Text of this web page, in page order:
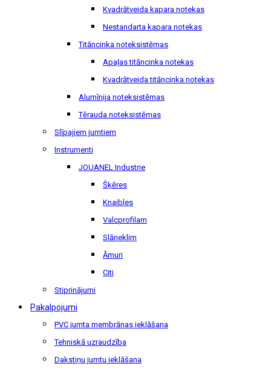
Kvadrātveida kapara notekas
Nestandarta kapara notekas
Titāncinka noteksistēmas
Apaļas titāncinka notekas
Kvadrātveida titāncinka notekas
Alumīnija noteksistēmas
Tērauda noteksistēmas
Slīpajiem jumtiem
Instrumenti
JOUANEL Industrie
Šķēres
Knaibles
Valcprofilam
Slāneklim
Āmuri
Citi
Stiprinājumi
Pakalpojumi
PVC jumta membrānas ieklāšana
Tehniskā uzraudzība
Dakstiņu jumtu ieklāšana